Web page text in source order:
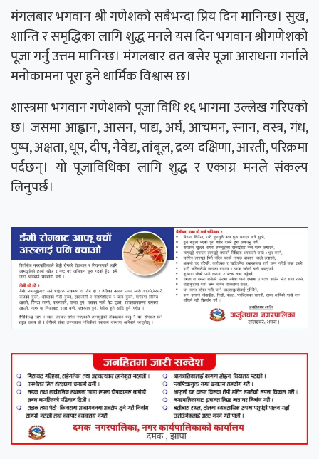
मंगलबार भगवान श्री गणेशको सबैभन्दा प्रिय दिन मानिन्छ। सुख,
शान्ति र समृद्धिका लागि शुद्ध मनले यस दिन भगवान श्रीगणेशको
पूजा गर्नु उत्तम मानिन्छ। मंगलबार व्रत बसेर पूजा आराधना गर्नाले
मनोकामना पूरा हुने धार्मिक विश्वास छ।
शास्त्रमा भगवान गणेशको पूजा विधि १६ भागमा उल्लेख गरिएको
छ। जसमा आह्वान, आसन, पाद्य, अर्घ, आचमन, स्नान, वस्त्र, गंध,
पुष्प, अक्षता, धूप, दीप, नैवेद्य, तांबूल, द्रव्य दक्षिणा, आरती, परिक्रमा
पर्दछन्। यो पूजाविधिका लागि शुद्ध र एकाग्र मनले संकल्प
लिनुपर्छ।